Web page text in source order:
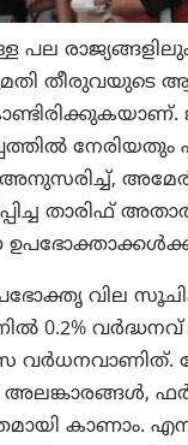
പല
തീരുവയുടെ
അനുസരിച്ച്,
താരിഫ്
വില
വർദ്ധനവ്
കാണാം.